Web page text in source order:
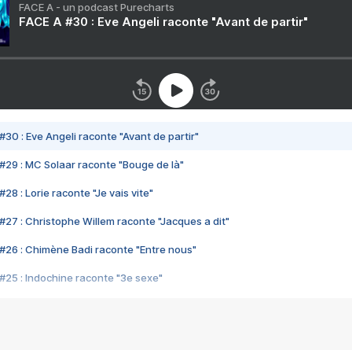
FACE A - un podcast Purecharts
FACE A #30 : Eve Angeli raconte "Avant de partir"
#30 : Eve Angeli raconte "Avant de partir"
#29 : MC Solaar raconte "Bouge de là"
#28 : Lorie raconte "Je vais vite"
#27 : Christophe Willem raconte "Jacques a dit"
#26 : Chimène Badi raconte "Entre nous"
#25 : Indochine raconte "3e sexe"